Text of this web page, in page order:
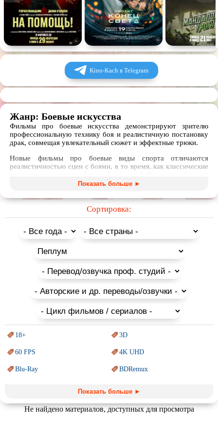
Спектакль Сказка Немое кино Для взрослых
Kino-Kach в Telegram
Жанр: Боевые искусства
Фильмы про боевые искусства демонстрируют зрителю
профессиональную технику боя и реалистичную постановку
драк, совмещая увлекательный сюжет и эффектные трюки.
Новые фильмы про боевые виды спорта отличаются
реалистичностью сцен с боями, в то время, как классические
одиночку расправится с множеством противников.
В нашей коллекции представлены не только художественные,
но и документальные фильмы про боевые искусства, сериалы
и даже аниме на эту тему. В подборке вы можете найти для
другие виды бойцового спорта, описывающие истории
людей, разработавших уникальные техники боя и тех, кто с
помощью опытных учителей и усердных тренировок добился
невероятных успехов на ринге, а также про тех, кто одержим
Показать больше ►
Сортировка:
18+ 3D
60 FPS 4K UHD
Blu-Ray BDRemux
Sci-Fi (Научнаяфантастика) Trash (трэш) movies
Показать больше ►
Не найдено материалов, доступных для просмотра